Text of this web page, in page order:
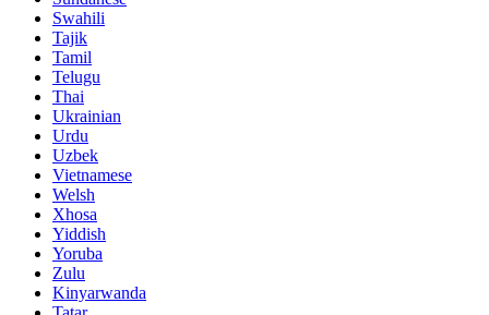
Swahili
Tajik
Tamil
Telugu
Thai
Ukrainian
Urdu
Uzbek
Vietnamese
Welsh
Xhosa
Yiddish
Yoruba
Zulu
Kinyarwanda